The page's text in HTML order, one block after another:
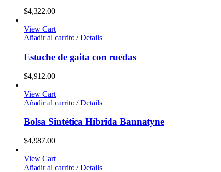
$4,322.00
View Cart
Añadir al carrito / Details
Estuche de gaita con ruedas
$4,912.00
View Cart
Añadir al carrito / Details
Bolsa Sintética Híbrida Bannatyne
$4,987.00
View Cart
Añadir al carrito / Details